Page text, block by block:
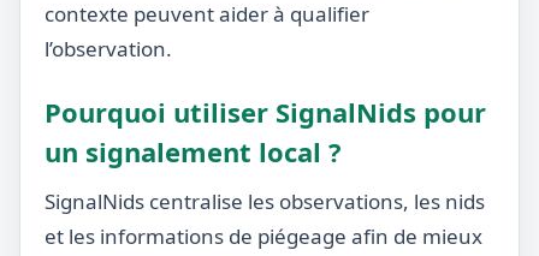
contexte peuvent aider à qualifier
l’observation.
Pourquoi utiliser SignalNids pour
un signalement local ?
SignalNids centralise les observations, les nids
et les informations de piégeage afin de mieux